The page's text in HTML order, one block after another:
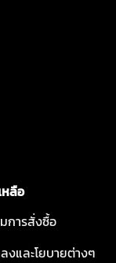
ลือ
การสั่งซื้อ
งและโยบายต่างๆ